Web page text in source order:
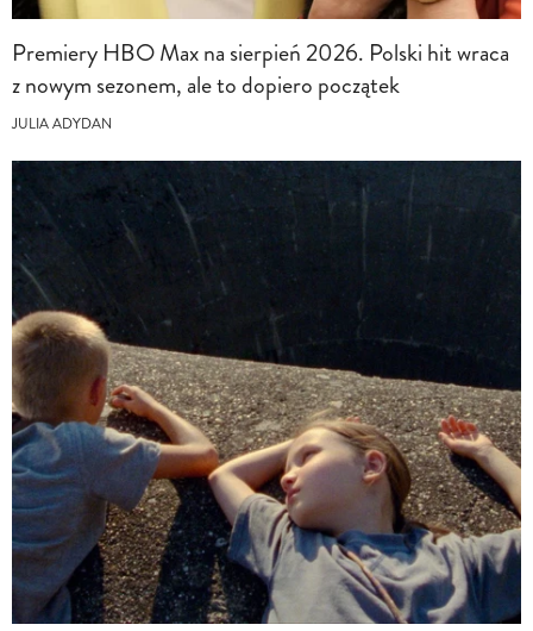
Premiery HBO Max na sierpień 2026. Polski hit wraca
z nowym sezonem, ale to dopiero początek
JULIA ADYDAN